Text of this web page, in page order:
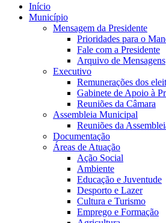
Início
Município
Mensagem da Presidente
Prioridades para o
Fale com a Presidente
Arquivo de Mensagens
Executivo
Remunerações dos
Gabinete de Apoio à
Reuniões da Câmara
Assembleia Municipal
Reuniões da
Documentação
Áreas de Atuação
Ação Social
Ambiente
Educação e Juventude
Desporto e Lazer
Cultura e Turismo
Emprego e Formação